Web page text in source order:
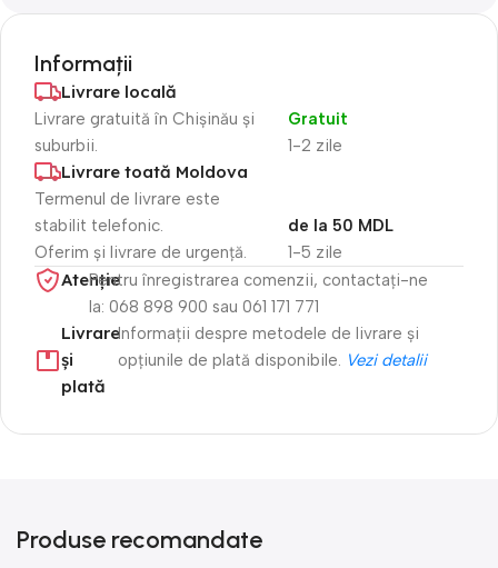
Informații
Livrare locală
Livrare gratuită în Chișinău și
suburbii.
1-2 zile
Gratuit
Livrare toată Moldova
Termenul de livrare este
stabilit telefonic.
Oferim și livrare de urgență.
1-5 zile
de la 50 MDL
Atenție​Pentru înregistrarea comenzii, contactați-ne
la: 068 898 900 sau 061 171 771
Livrare
și
plată
Informații despre metodele de livrare și
opțiunile de plată disponibile. Vezi detalii
Produse recomandate